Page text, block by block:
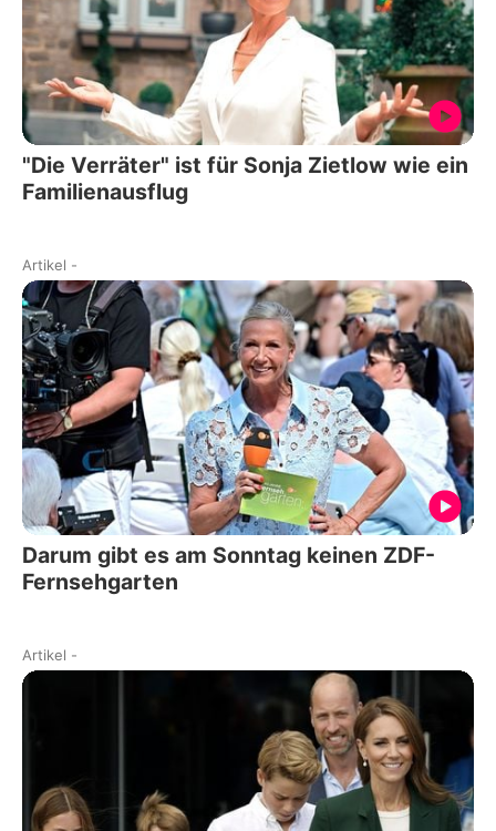
"Die Verräter" ist für Sonja Zietlow wie ein
Familienausflug
Artikel -
Darum gibt es am Sonntag keinen ZDF-
Fernsehgarten
Artikel -